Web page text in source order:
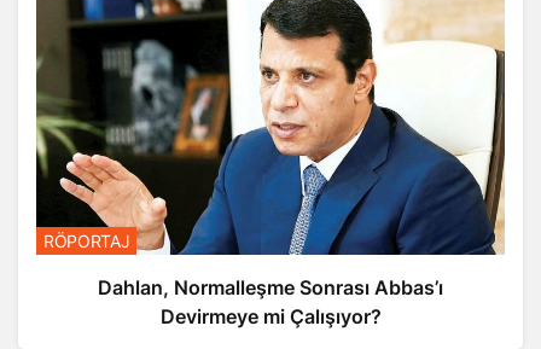
RÖPORTAJ
Dahlan, Normalleşme Sonrası Abbas’ı
Devirmeye mi Çalışıyor?